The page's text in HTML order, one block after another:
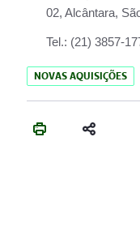
02, Alcântara,
Tel.: (21) 3857-
NOVAS AQUISIÇÕES